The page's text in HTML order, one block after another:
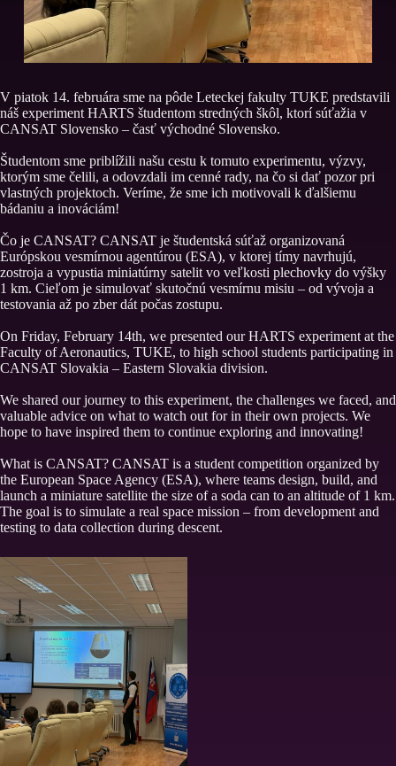
V piatok 14. februára sme na pôde Leteckej fakulty TUKE predstavili
náš experiment HARTS študentom stredných škôl, ktorí súťažia v
CANSAT Slovensko – časť východné Slovensko.
Študentom sme priblížili našu cestu k tomuto experimentu, výzvy,
ktorým sme čelili, a odovzdali im cenné rady, na čo si dať pozor pri
vlastných projektoch. Veríme, že sme ich motivovali k ďalšiemu
bádaniu a inováciám!
Čo je CANSAT? CANSAT je študentská súťaž organizovaná
Európskou vesmírnou agentúrou (ESA), v ktorej tímy navrhujú,
zostroja a vypustia miniatúrny satelit vo veľkosti plechovky do výšky
1 km. Cieľom je simulovať skutočnú vesmírnu misiu – od vývoja a
testovania až po zber dát počas zostupu.
On Friday, February 14th, we presented our HARTS experiment at the
Faculty of Aeronautics, TUKE, to high school students participating in
CANSAT Slovakia – Eastern Slovakia division.
We shared our journey to this experiment, the challenges we faced, and
valuable advice on what to watch out for in their own projects. We
hope to have inspired them to continue exploring and innovating!
What is CANSAT? CANSAT is a student competition organized by
the European Space Agency (ESA), where teams design, build, and
launch a miniature satellite the size of a soda can to an altitude of 1 km.
The goal is to simulate a real space mission – from development and
testing to data collection during descent.